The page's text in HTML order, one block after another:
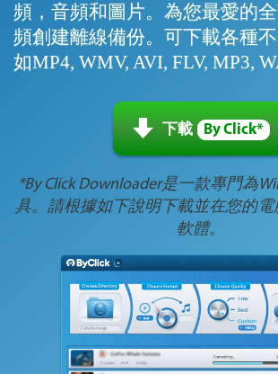
頻，音頻和圖片。為您最愛的
頻創建離線備份。可下載各種不
如MP4, WMV, AVI, FLV, MP3,
下載 By Click*
*By Click Downloader是一款專門為
具。請根據如下說明下載並在您的
軟體。